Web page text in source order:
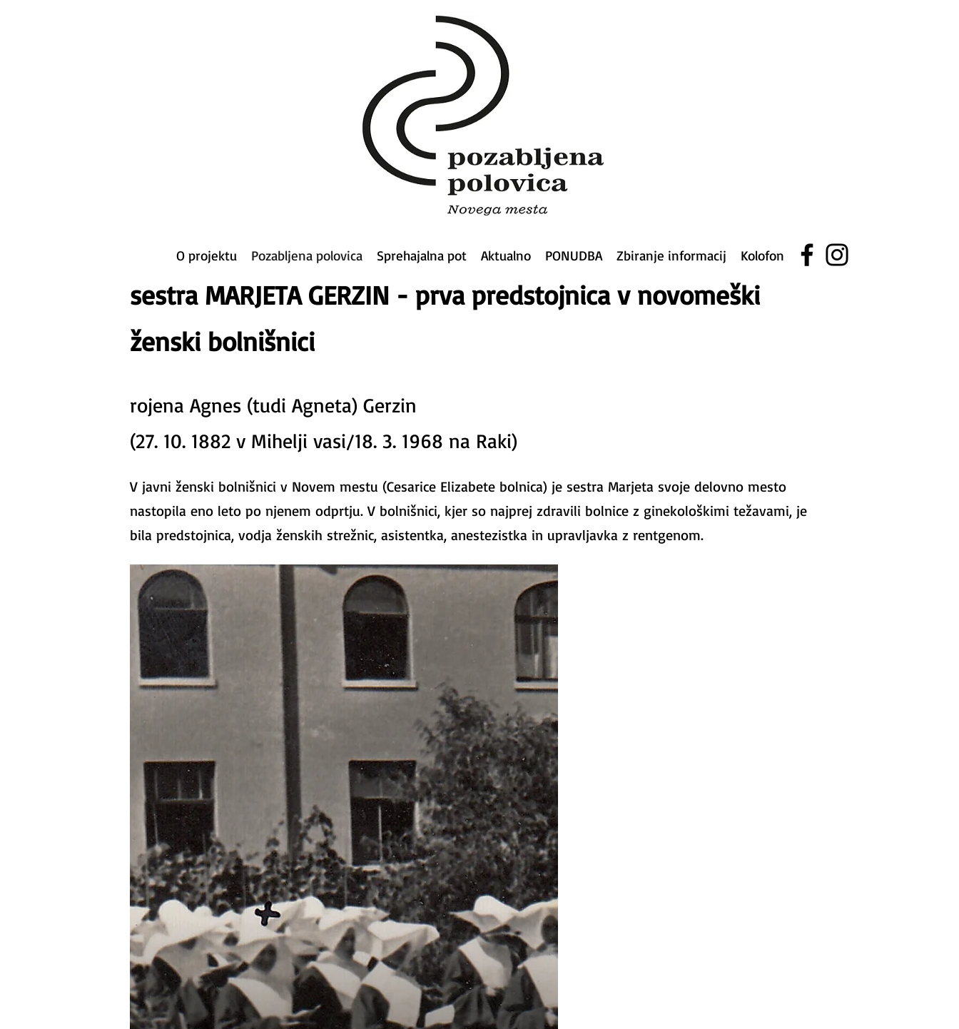
O projektu Pozabljena polovica Sprehajalna pot Aktualno PONUDBA Zbiranje informacij Kolofon
sestra MARJETA GERZIN - prva predstojnica v novomeški
ženski bolnišnici
rojena Agnes (tudi Agneta) Gerzin
(27. 10. 1882 v Mihelji vasi/18. 3. 1968 na Raki)
V javni ženski bolnišnici v Novem mestu (Cesarice Elizabete bolnica) je sestra Marjeta svoje delovno mesto
nastopila eno leto po njenem odprtju. V bolnišnici, kjer so najprej zdravili bolnice z ginekološkimi težavami, je
bila predstojnica, vodja ženskih strežnic, asistentka, anestezistka in upravljavka z rentgenom.